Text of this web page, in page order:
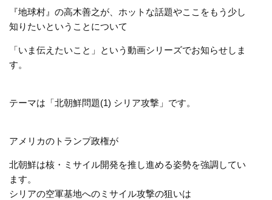
『地球村』の高木善之が、ホットな話題やここをもう少し
知りたいということについて
「いま伝えたいこと」という動画シリーズでお知らせしま
す。
テーマは「北朝鮮問題(1) シリア攻撃」です。
アメリカのトランプ政権が
北朝鮮は核・ミサイル開発を推し進める姿勢を強調してい
ます。
シリアの空軍基地へのミサイル攻撃の狙いは